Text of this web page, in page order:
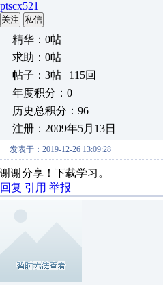
ptscx521
关注 私信
精华：0帖
求助：0帖
帖子：3帖 | 115回
年度积分：0
历史总积分：96
注册：2009年5月13日
发表于：2019-12-26 13:09:28
谢谢分享！下载学习。
回复 引用 举报